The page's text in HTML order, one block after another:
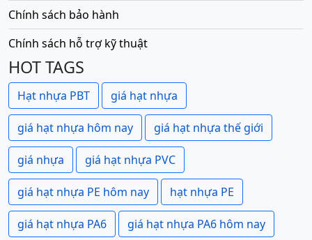
Chính sách bảo hành
Chính sách hỗ trợ kỹ thuật
HOT TAGS
Hạt nhựa PBT giá hạt nhựa
giá hạt nhựa hôm nay giá hạt nhựa thế giới
giá nhựa giá hạt nhựa PVC
giá hạt nhựa PE hôm nay hạt nhựa PE
giá hạt nhựa PA6 giá hạt nhựa PA6 hôm nay